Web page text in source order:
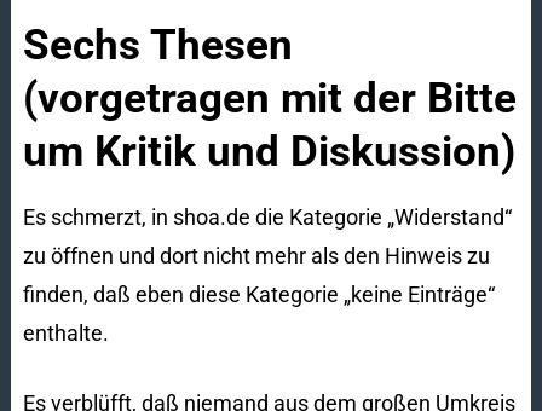
Sechs Thesen
(vorgetragen mit der Bitte
um Kritik und Diskussion)
Es schmerzt, in shoa.de die Kategorie „Widerstand“
zu öffnen und dort nicht mehr als den Hinweis zu
finden, daß eben diese Kategorie „keine Einträge“
enthalte.
Es verblüfft, daß niemand aus dem großen Umkreis